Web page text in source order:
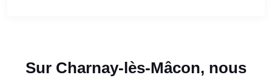
Sur Charnay-lès-Mâcon, nous